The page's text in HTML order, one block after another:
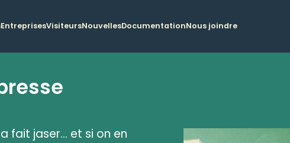
EntreprisesVisiteursNouvellesDocumentationNous joindre
fait jaser... et si on en